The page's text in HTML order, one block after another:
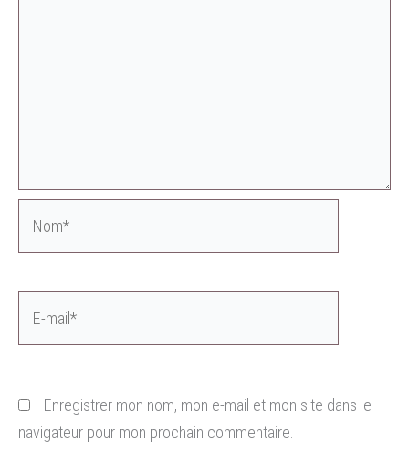
Enregistrer mon nom, mon e-mail et mon site dans le
navigateur pour mon prochain commentaire.